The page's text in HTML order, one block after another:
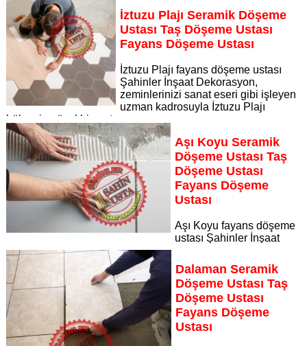
Sayfaya Git
İztuzu Plajı Seramik Döşeme
Ustası Taş Döşeme Ustası
Fayans Döşeme Ustası
İztuzu Plajı fayans döşeme ustası
Şahinler İnşaat Dekorasyon,
zeminlerinizi sanat eseri gibi işleyen
uzman kadrosuyla İztuzu Plajı
bölgesine özel hizmet sunuyor
Sayfaya Git
Aşı Koyu Seramik
Döşeme Ustası Taş
Döşeme Ustası
Fayans Döşeme
Ustası
Aşı Koyu fayans döşeme
ustası Şahinler İnşaat
Dekorasyon, zeminlerinizi sanat eseri gibi işleyen uzman
kadrosuyla Aşı Koyu bölgesine özel hizmet sunuyor
Sayfaya Git
Dalaman Seramik
Döşeme Ustası Taş
Döşeme Ustası
Fayans Döşeme
Ustası